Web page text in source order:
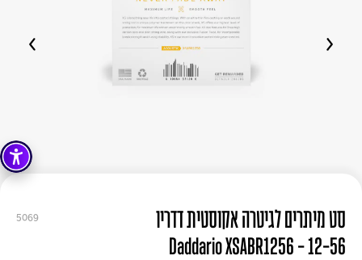
5069
סט מיתרים לגיטרה אקוסטית דדריו
12-56 - Daddario XSABR1256